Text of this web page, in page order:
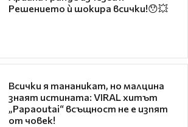
Решението ѝ шокира всички!😯💥
Всички я тананикат, но малцина
знаят истината: VIRAL хитът
„Papaoutai“ всъщност не е изпят
от човек!